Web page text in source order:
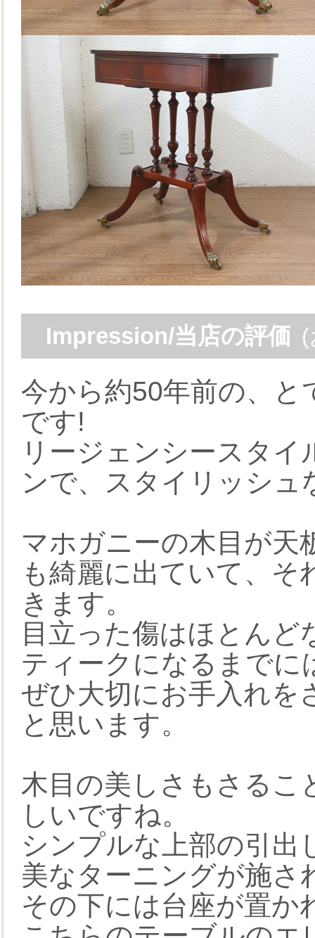
Impression/当店の評価
今から約50年前の、
です!
リージェンシースタ
ンで、スタイリッシュ
マホガニーの木目が天
も綺麗に出ていて、
きます。
目立った傷はほとん
ティークになるまでに
ぜひ大切にお手入れを
と思います。
木目の美しさもさるこ
しいですね。
シンプルな上部の引出
美なターニングが施さ
その下には台座が置か